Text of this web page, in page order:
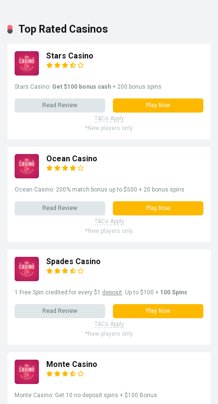
Top Rated Casinos
Stars Casino
Stars Casino: Get $100 bonus cash + 200 bonus spins
Read Review
Play Now
T&Cs Apply
*New players only
Ocean Casino
Ocean Casino: 200% match bonus up to $500 + 20 bonus spins
Read Review
Play Now
T&Cs Apply
*New players only
Spades Casino
1 Free Spin credited for every $1 deposit. Up to $100 + 100 Spins
Read Review
Play Now
T&Cs Apply
*New players only
Monte Casino
Monte Casino: Get 10 no deposit spins + $100 Bonus